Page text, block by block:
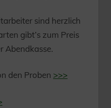
sind herzlich
gibt’s zum Preis
Abendkasse.
den Proben >>>